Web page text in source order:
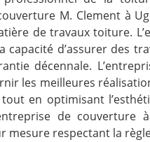
M. Clement à
de travaux toiture.
capacité d’assurer des
décennale.
les meilleures
en optimisant
de couverture
mesure respectant la